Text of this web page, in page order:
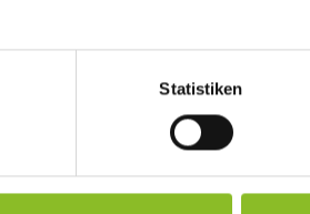
Statistiken